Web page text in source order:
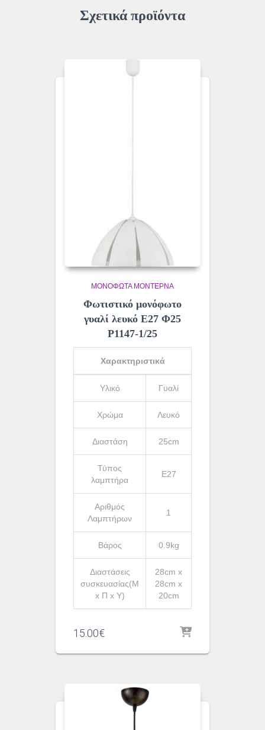
Σχετικά προϊόντα
ΜΟΝΌΦΩΤΑ ΜΟΝΤΈΡΝΑ
Φωτιστικό μονόφωτο
γυαλί λευκό Ε27 Φ25
Ρ1147-1/25
Χαρακτηριστικά
Υλικό Γυαλί
Χρώμα Λευκό
Διαστάση 25cm
Τύπος
λαμπτήρα
Ε27
Αριθμός
Λαμπτήρων
1
Βάρος 0.9kg
Διαστάσεις
συσκευασίας(Μ
x Π x Υ)
28cm x
28cm x
20cm
15.00€